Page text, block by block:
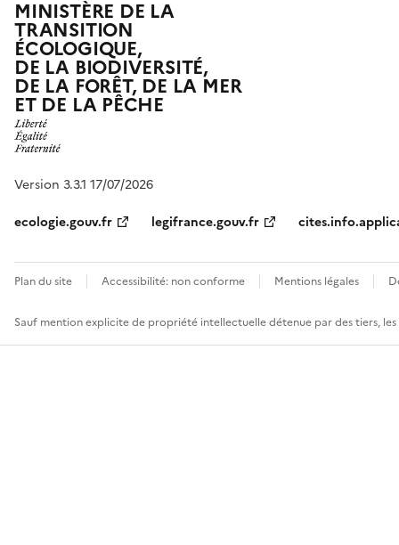
MINISTÈRE DE LA
TRANSITION
ÉCOLOGIQUE,
DE LA BIODIVERSITÉ,
DE LA FORÊT, DE LA MER
ET DE LA PÊCHE
Version 3.3.1 17/07/2026
ecologie.gouv.fr
legifrance.gouv.fr
Plan du site Accessibilité: non conforme Mentions légales
Sauf mention explicite de propriété intellectuelle détenue par des tiers,